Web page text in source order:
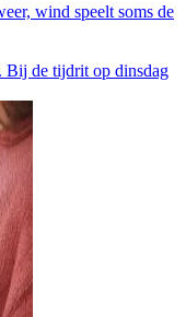
wind speelt soms de
Bij de tijdrit op dinsdag